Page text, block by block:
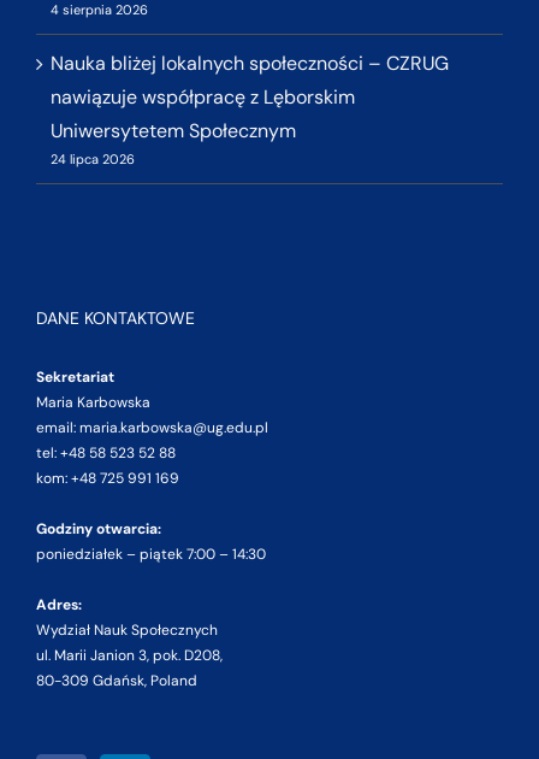
4 sierpnia 2026
Nauka bliżej lokalnych społeczności – CZRUG
nawiązuje współpracę z Lęborskim
Uniwersytetem Społecznym
24 lipca 2026
DANE KONTAKTOWE
Sekretariat
Maria Karbowska
email: maria.karbowska@ug.edu.pl
tel: +48 58 523 52 88
kom: +48 725 991 169
Godziny otwarcia:
poniedziałek – piątek 7:00 – 14:30
Adres:
Wydział Nauk Społecznych
ul. Marii Janion 3, pok. D208,
80-309 Gdańsk, Poland